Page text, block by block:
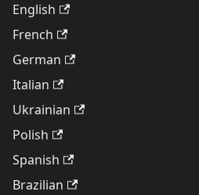
English
French
German
Italian
Ukrainian
Polish
Spanish
Brazilian